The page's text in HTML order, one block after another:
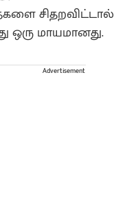
சிதறவிட்டால்
ஒரு மாயமானது.
Advertisement